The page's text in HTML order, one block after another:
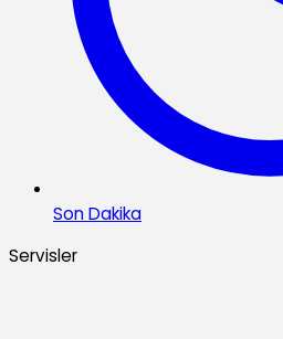
Son Dakika
Servisler